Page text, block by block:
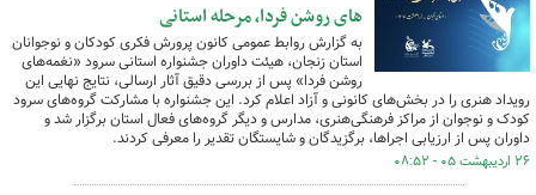
های روشن فردا، مرحله استانی
به گزارش روابط عمومی کانون پرورش فکری کودکان و نوجوانان
استان زنجان، هیئت داوران جشنواره استانی سرود «نغمه‌های
روشن فردا» پس از بررسی دقیق آثار ارسالی، نتایج نهایی این
رویداد هنری را در بخش‌های کانونی و آزاد اعلام کرد. این جشنواره با مشارکت گروه‌های سرود
کودک و نوجوان از مراکز فرهنگی‌هنری، مدارس و دیگر گروه‌های فعال استان برگزار شد و
داوران پس از ارزیابی اجراها، برگزیدگان و شایستگان تقدیر را معرفی کردند.
۲۶ اردیبهشت ۰۵ - ۰۸:۵۲